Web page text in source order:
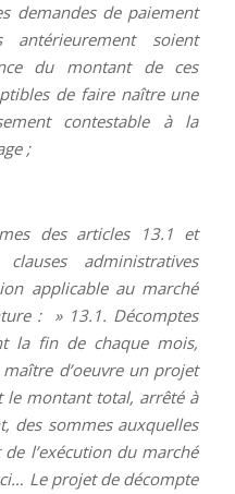
demandes de paiement
antérieurement soient
du montant de ces
de faire naître une
contestable à la
;
des articles 13.1 et
administratives
applicable au marché
: » 13.1. Décomptes
la fin de chaque mois,
d’oeuvre un projet
le montant total, arrêté à
des sommes auxquelles
l’exécution du marché
Le projet de décompte